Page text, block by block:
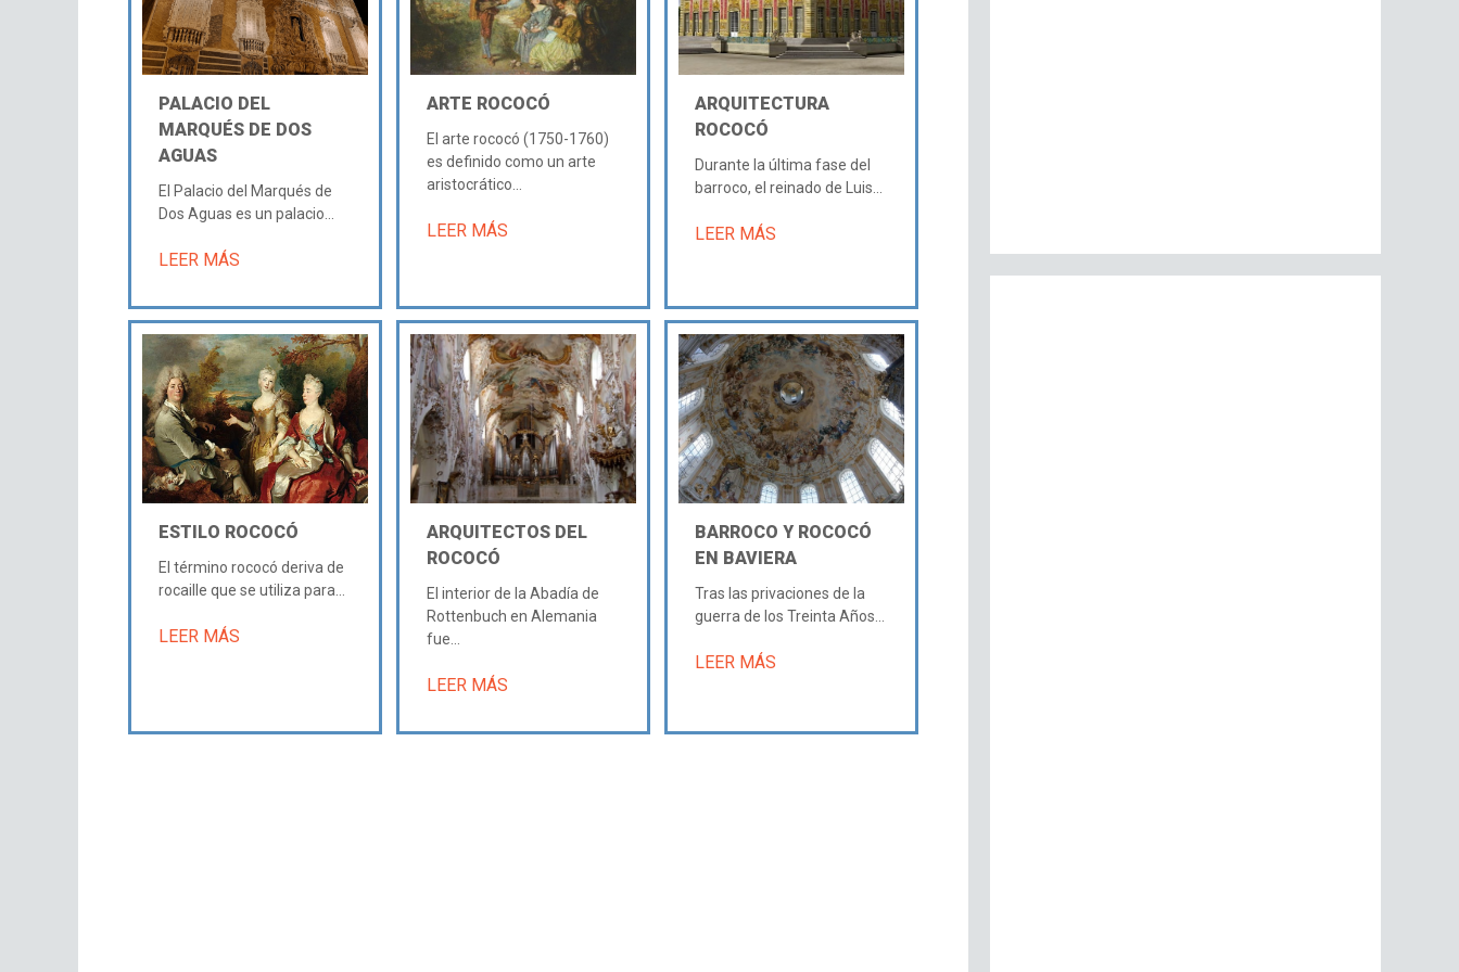
PALACIO DEL
MARQUÉS DE DOS
AGUAS
El Palacio del Marqués de
Dos Aguas es un palacio...
LEER MÁS
ARTE ROCOCÓ
El arte rococó (1750-1760)
es definido como un arte
aristocrático...
LEER MÁS
ARQUITECTURA
ROCOCÓ
Durante la última fase del
barroco, el reinado de Luis...
LEER MÁS
ESTILO ROCOCÓ
El término rococó deriva de
rocaille que se utiliza para...
LEER MÁS
ARQUITECTOS DEL
ROCOCÓ
El interior de la Abadía de
Rottenbuch en Alemania
fue...
LEER MÁS
BARROCO Y ROCOCÓ
EN BAVIERA
Tras las privaciones de la
guerra de los Treinta Años...
LEER MÁS